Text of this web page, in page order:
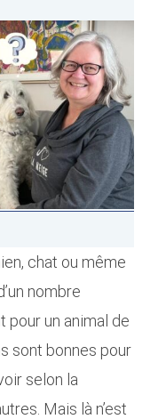
chat ou même
nombre
un animal de
sont bonnes pour
selon la
Mais là n’est